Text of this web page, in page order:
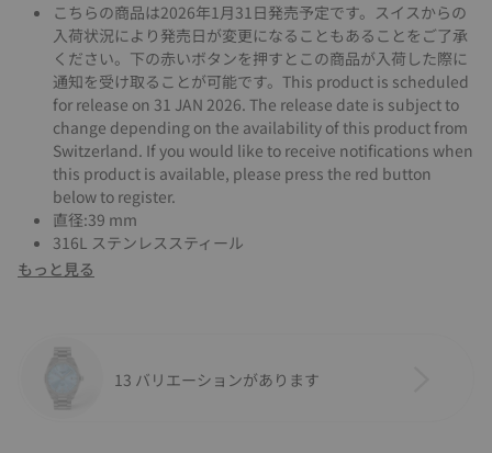
こちらの商品は2026年1月31日発売予定です。スイスからの
入荷状況により発売日が変更になることもあることをご了承
ください。下の赤いボタンを押すとこの商品が入荷した際に
通知を受け取ることが可能です。This product is scheduled
for release on 31 JAN 2026. The release date is subject to
change depending on the availability of this product from
Switzerland. If you would like to receive notifications when
this product is available, please press the red button
below to register.
直径:39 mm
316L ステンレススティール
もっと見る
13 バリエーションがあります